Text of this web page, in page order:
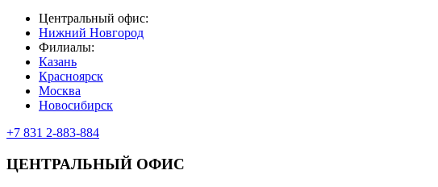
Центральный офис:
Нижний Новгород
Филиалы:
Казань
Красноярск
Москва
Новосибирск
+7 831 2-883-884
ЦЕНТРАЛЬНЫЙ ОФИС